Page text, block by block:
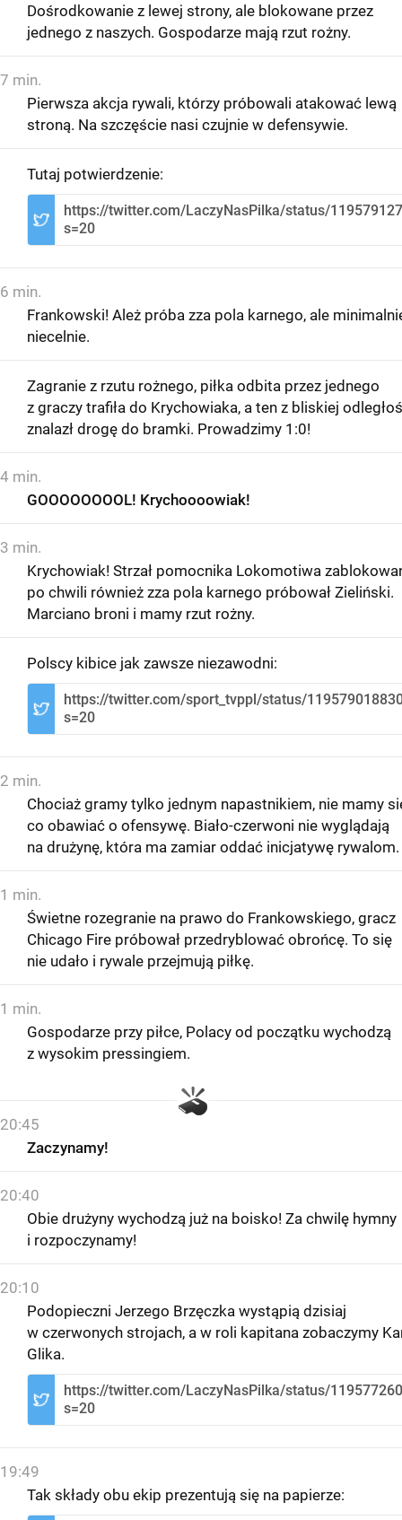
Dośrodkowanie z lewej strony, ale blokowane przez
jednego z naszych. Gospodarze mają rzut rożny.
7 min.
Pierwsza akcja rywali, którzy próbowali atakować lewą
stroną. Na szczęście nasi czujnie w defensywie.
Tutaj potwierdzenie:
https://twitter.com/LaczyNasPilka/status/
s=20
6 min.
Frankowski! Ależ próba zza pola karnego, ale
niecelnie.
Zagranie z rzutu rożnego, piłka odbita przez jednego
z graczy trafiła do Krychowiaka, a ten z bliskiej
znalazł drogę do bramki. Prowadzimy 1:0!
4 min.
GOOOOOOOOL! Krychoooowiak!
3 min.
Krychowiak! Strzał pomocnika Lokomotiwa
po chwili również zza pola karnego próbował Zieliński.
Marciano broni i mamy rzut rożny.
Polscy kibice jak zawsze niezawodni:
https://twitter.com/sport_tvppl/status/
s=20
2 min.
Chociaż gramy tylko jednym napastnikiem, nie mamy
co obawiać o ofensywę. Biało-czerwoni nie wyglądają
na drużynę, która ma zamiar oddać inicjatywę rywalom.
1 min.
Świetne rozegranie na prawo do Frankowskiego, gracz
Chicago Fire próbował przedryblować obrońcę. To się
nie udało i rywale przejmują piłkę.
1 min.
Gospodarze przy piłce, Polacy od początku wychodzą
z wysokim pressingiem.
20:45
Zaczynamy!
20:40
Obie drużyny wychodzą już na boisko! Za chwilę hymny
i rozpoczynamy!
20:10
Podopieczni Jerzego Brzęczka wystąpią dzisiaj
w czerwonych strojach, a w roli kapitana zobaczymy
Glika.
https://twitter.com/LaczyNasPilka/status/
s=20
19:49
Tak składy obu ekip prezentują się na papierze: